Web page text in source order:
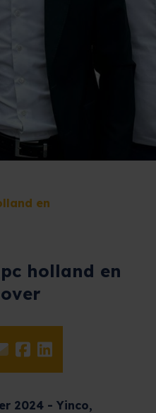
en
holland en
2024 - Yinco,